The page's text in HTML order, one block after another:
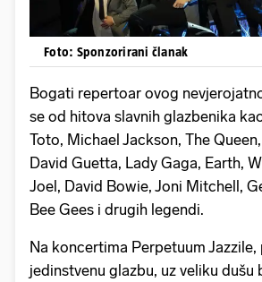
Foto: Sponzorirani članak
Bogati repertoar ovog
se od hitova slavnih glazbenika
Toto, Michael Jackson, The
David Guetta, Lady Gaga, Earth,
Joel, David Bowie, Joni Mitchell,
Bee Gees i drugih legendi.
Na koncertima Perpetuum
jedinstvenu glazbu, uz veliku dušu